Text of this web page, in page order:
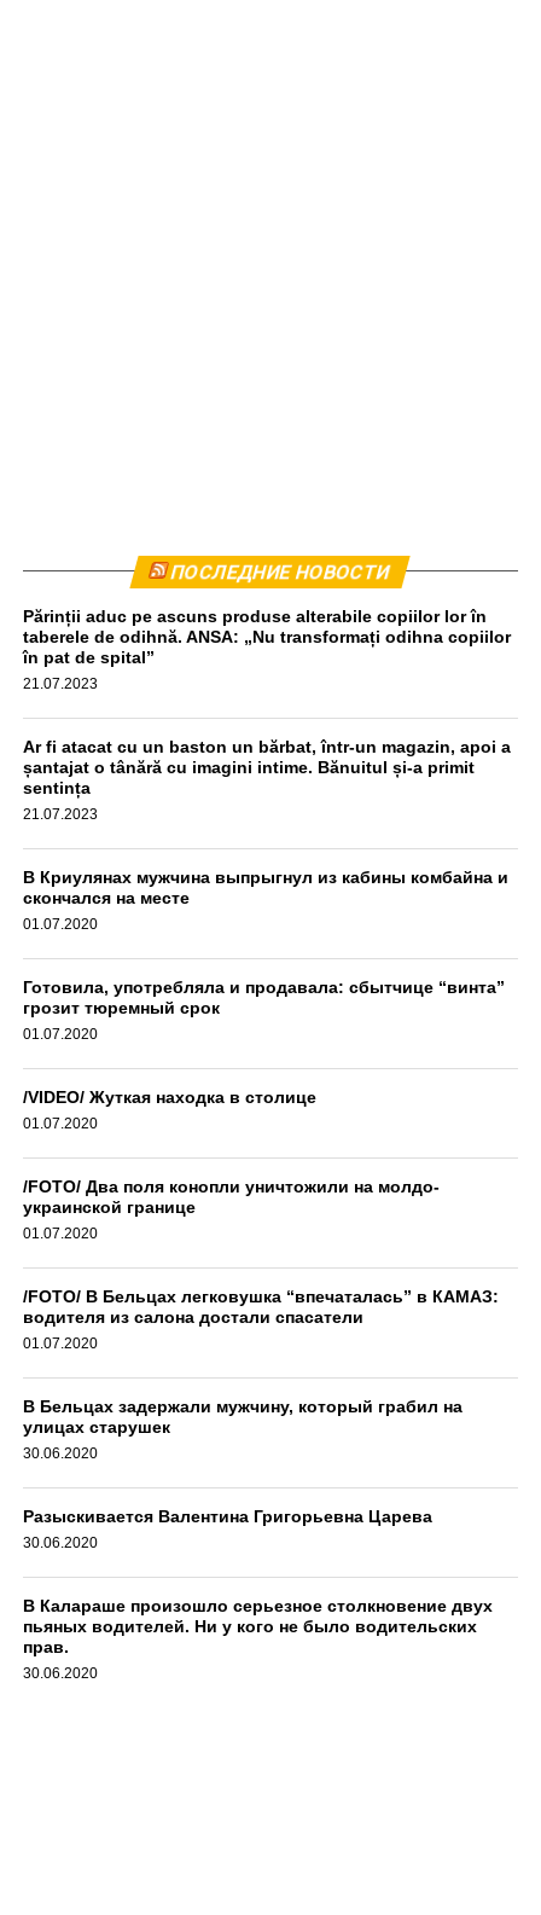
Комбайн был остановлен приблизительно в 440
метрах от места происшествия. Водитель прошел тест
на алкоголь, результат оказался отрицательным,
передаёт unimedia.info. Все обстоятельства инцидента
выясняются.
ПОСЛЕДНИЕ НОВОСТИ
Părinții aduc pe ascuns produse alterabile copiilor lor în
taberele de odihnă. ANSA: „Nu transformați odihna copiilor
în pat de spital”
21.07.2023
Ar fi atacat cu un baston un bărbat, într-un magazin, apoi a
șantajat o tânără cu imagini intime. Bănuitul și-a primit
sentința
21.07.2023
В Криулянах мужчина выпрыгнул из кабины комбайна и
скончался на месте
01.07.2020
Готовила, употребляла и продавала: сбытчице “винта”
грозит тюремный срок
01.07.2020
/VIDEO/ Жуткая находка в столице
01.07.2020
/FOTO/ Два поля конопли уничтожили на молдо-
украинской границе
01.07.2020
/FOTO/ В Бельцах легковушка “впечаталась” в КАМАЗ:
водителя из салона достали спасатели
01.07.2020
В Бельцах задержали мужчину, который грабил на
улицах старушек
30.06.2020
Разыскивается Валентина Григорьевна Царева
30.06.2020
В Калараше произошло серьезное столкновение двух
пьяных водителей. Ни у кого не было водительских
прав.
30.06.2020